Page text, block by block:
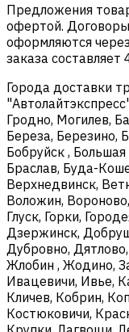
Предложения
офертой.
оформляются
заказа составляет
Города доставки
Гродно, Могилев,
Береза, Березино,
Бобруйск ,
Браслав, Буда-
Верхнедвинск,
Воложин,
Глуск, Горки,
Дзержинск,
Дубровно,
Жлобин , Жодино,
Ивацевичи, Ивье,
Кличев, Кобрин,
Костюковичи,